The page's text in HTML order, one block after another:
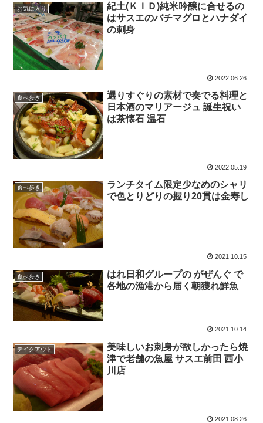
お気に入り
紀土(ＫＩＤ)純米吟醸に合せるの
はサスエのバチマグロとハナダイ
の刺身
2022.06.26
食べ歩き
選りすぐりの素材で奏でる料理と
日本酒のマリアージュ 誕生祝い
は茶懐石 温石
2022.05.19
食べ歩き
ランチタイム限定少なめのシャリ
で色とりどりの握り20貫は金寿し
2021.10.15
食べ歩き
はれ日和グループの がぜんぐ で
各地の漁港から届く朝獲れ鮮魚
2021.10.14
テイクアウト
美味しいお刺身が欲しかったら焼
津で老舗の魚屋 サスエ前田 西小
川店
2021.08.26